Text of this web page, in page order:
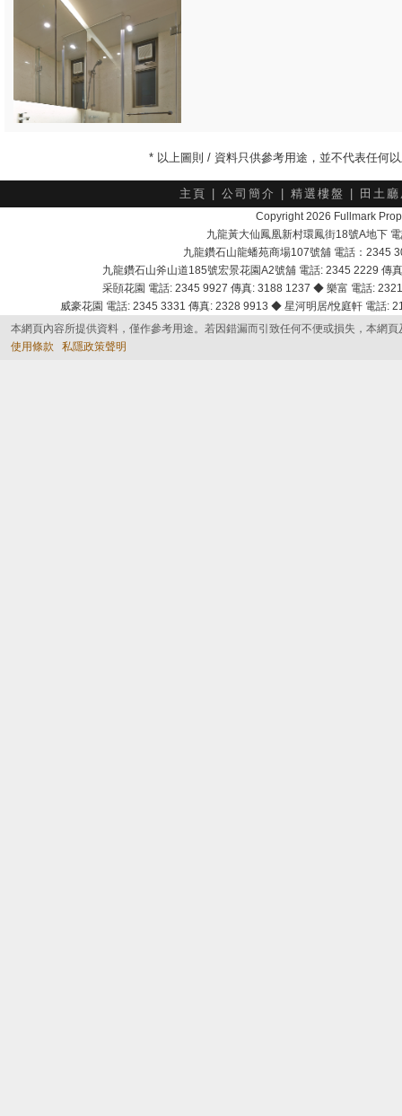
* 以上圖則 / 資料只供參考用途，並不代表任何
主頁 公司簡介 精選樓盤 田土
Copyright 2026 Fullmark
九龍黃大仙鳳凰新村環鳳街18號A地下
九龍鑽石山龍蟠苑商場107號舖 電話：2345
九龍鑽石山斧山道185號宏景花園A2號舖 電話: 2345 2229
采頣花園 電話: 2345 9927 傳真: 3188 1237 ◆ 樂富 電話:
威豪花園 電話: 2345 3331 傳真: 2328 9913 ◆ 星河明居/悅庭軒 電話
本網頁內容所提供資料，僅作參考用途。若因錯漏而引致任何不便或損失，本網
使用條款
私隱政策聲明